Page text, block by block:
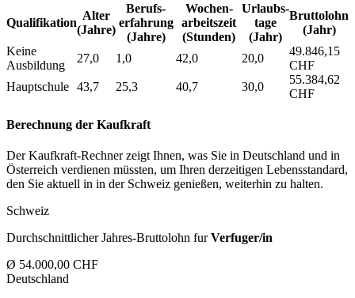
Qualifikation
Alter
(Jahre)
Berufs­
erfahrung
(Jahre)
Wochen­
arbeitszeit
(Stunden)
Urlaubs­
tage
(Jahr)
Bruttolohn
(Jahr)
Keine
Ausbildung
27,0 1,0 42,0 20,0
49.846,15
CHF
Hauptschule 43,7 25,3 40,7 30,0
55.384,62
CHF
Berechnung der Kaufkraft
Der Kaufkraft-Rechner zeigt Ihnen, was Sie in Deutschland und in
Österreich verdienen müssten, um Ihren derzeitigen Lebensstandard,
den Sie aktuell in in der Schweiz genießen, weiterhin zu halten.
Schweiz
Durchschnittlicher Jahres-Bruttolohn furVerfuger/in
Ø 54.000,00 CHF
Deutschland